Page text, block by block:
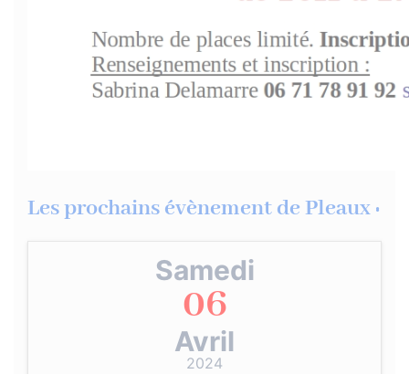
Les prochains évènement de Pleaux :
Samedi
06
Avril
2024